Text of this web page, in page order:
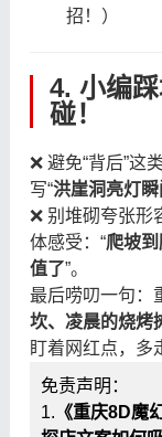
招！）
4. 小编
碰！
❌ 避免“背后”这
写“洪崖洞亮灯
❌ 别堆砌夸张形
体感受：“爬坡
值了”。
最后唠叨一句：
坎、凌晨的烧烤
盯着网红点，多
免责声明：
1. 《重庆8D魔